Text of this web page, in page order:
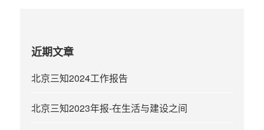
近期文章
北京三知2024工作报告
北京三知2023年报-在生活与建设之间